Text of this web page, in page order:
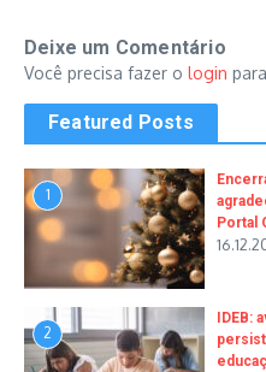
Deixe um Comentário
Você precisa fazer o login
Featured Posts
1
Portal
2
IDEB: